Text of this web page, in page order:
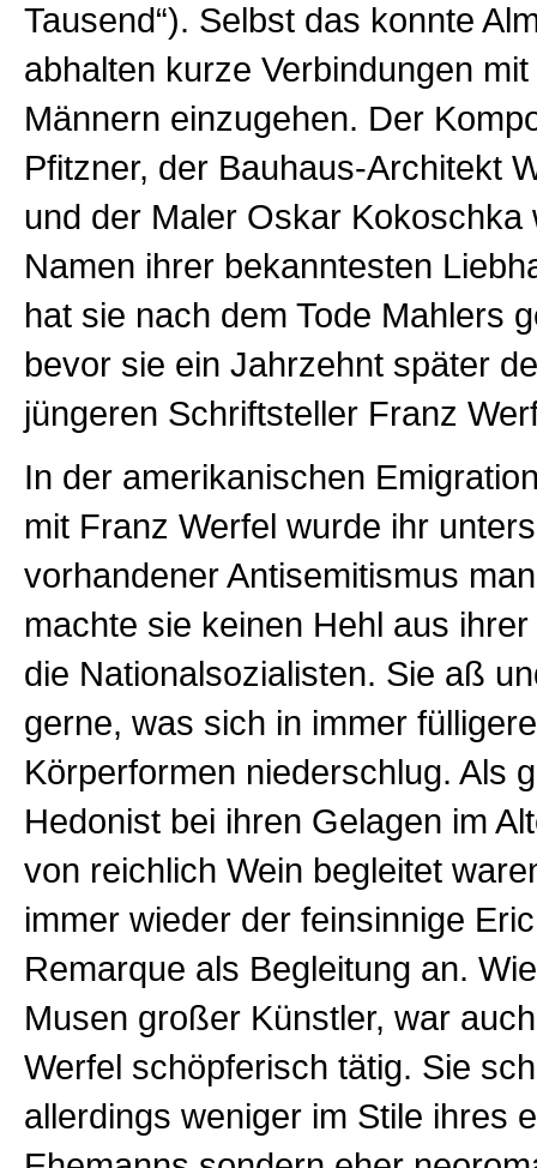
Tausend“). Selbst das konnte
abhalten kurze Verbindungen
Männern einzugehen. Der
Pfitzner, der Bauhaus-Architekt
und der Maler Oskar Kokoschka
Namen ihrer bekanntesten
hat sie nach dem Tode Mahlers
bevor sie ein Jahrzehnt später
jüngeren Schriftsteller Franz
In der amerikanischen
mit Franz Werfel wurde ihr
vorhandener Antisemitismus
machte sie keinen Hehl aus
die Nationalsozialisten. Sie aß
gerne, was sich in immer
Körperformen niederschlug. Als
Hedonist bei ihren Gelagen im
von reichlich Wein begleitet
immer wieder der feinsinnige
Remarque als Begleitung an.
Musen großer Künstler, war
Werfel schöpferisch tätig. Sie
allerdings weniger im Stile ihres